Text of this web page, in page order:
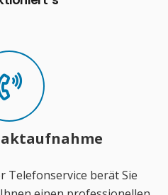
Telefonservice berät Sie